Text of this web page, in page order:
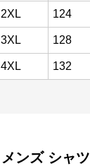
2XL 124
3XL 128
4XL 132
メンズ シャツ